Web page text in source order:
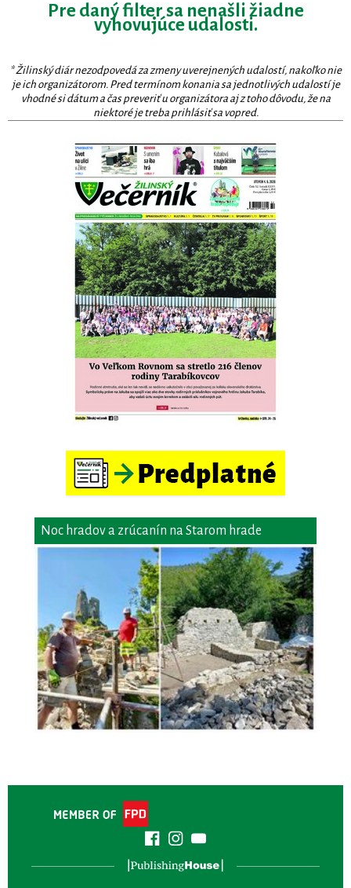
Pre daný filter sa nenašli žiadne
vyhovujúce udalosti.
* Žilinský diár nezodpovedá za zmeny uverejnených udalostí, nakoľko nie
je ich organizátorom. Pred termínom konania sa jednotlivých udalostí je
vhodné si dátum a čas preveriť u organizátora aj z toho dôvodu, že na
niektoré je treba prihlásiť sa vopred.
Noc hradov a zrúcanín na Starom hrade